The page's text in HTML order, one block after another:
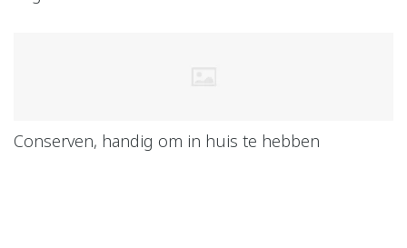
Conserven, handig om in huis te hebben